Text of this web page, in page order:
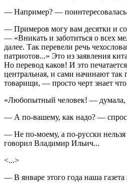
— Например? — поинтересовалась
— Примеров могу вам десятки и
— «Вникать и заботиться о всех
далее. Так перевели речь
патриотов...» Это из заявления
Но перевод каков! И это
центральная, и сами начинают
товарищи, — просто черт знает что
«Любопытный человек! — думала,
— А по-вашему, как надо? —
— Не по-моему, а по-русски
говорил Владимир Ильич...
<...>
— В январе этого года наша